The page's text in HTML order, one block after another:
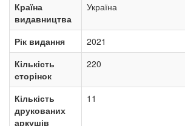
Країна
видавництва
Україна
Рік видання
2021
Кількість
сторінок
220
Кількість
друкованих
аркушів
11